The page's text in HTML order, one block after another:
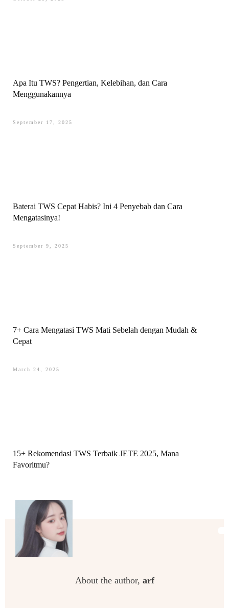
Apa Itu TWS? Pengertian, Kelebihan, dan Cara
Menggunakannya
September 17, 2025
Baterai TWS Cepat Habis? Ini 4 Penyebab dan Cara
Mengatasinya!
September 9, 2025
7+ Cara Mengatasi TWS Mati Sebelah dengan Mudah &
Cepat
March 24, 2025
15+ Rekomendasi TWS Terbaik JETE 2025, Mana
Favoritmu?
About the author, arf